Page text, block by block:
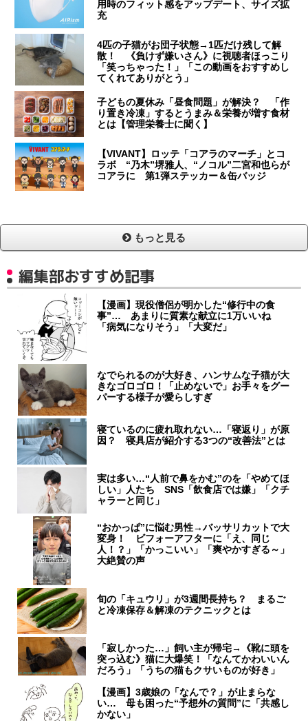
用時のフィット感をアップデート、サイズ拡
充
4匹の子猫がお団子状態→1匹だけ残して解
散！ 《負けず嫌いさん》に視聴者ほっこり
「笑っちゃった！」「この動画をおすすめし
てくれてありがとう」
子どもの夏休み「昼食問題」が解決？ 「作
り置き冷凍」するとうまみ＆栄養が増す食材
とは【管理栄養士に聞く】
【VIVANT】ロッテ「コアラのマーチ」とコ
ラボ “乃木”堺雅人、“ノコル”二宮和也らが
コアラに 第1弾ステッカー＆缶バッジ
もっと見る
編集部おすすめ記事
【漫画】現役僧侶が明かした“修行中の食
事”… あまりに質素な献立に1万いいね
「病気になりそう」「大変だ」
なでられるのが大好き、ハンサムな子猫が大
きなゴロゴロ！「止めないで」お手々をグー
パーする様子が愛らしすぎ
寝ているのに疲れ取れない…「寝返り」が原
因？ 寝具店が紹介する3つの“改善法”とは
実は多い…“人前で鼻をかむ”のを「やめてほ
しい」人たち SNS「飲食店では嫌」「クチ
ャラーと同じ」
“おかっぱ”に悩む男性→バッサリカットで大
変身！ ビフォーアフターに「え、同じ
人！？」「かっこいい」「爽やかすぎる～」
大絶賛の声
旬の「キュウリ」が3週間長持ち？ まるご
と冷凍保存＆解凍のテクニックとは
「寂しかった…」飼い主が帰宅→《靴に頭を
突っ込む》猫に大爆笑！「なんてかわいいん
だろう」「うちの猫もクサいものが好き」
【漫画】3歳娘の「なんで？」が止まらな
い… 母も困った“予想外の質問”に「共感し
かない」